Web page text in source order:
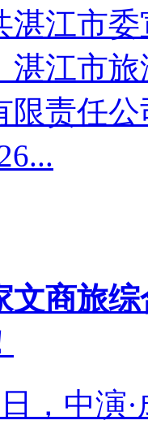
湛江市
湛江市
限责任
文商旅
，中演